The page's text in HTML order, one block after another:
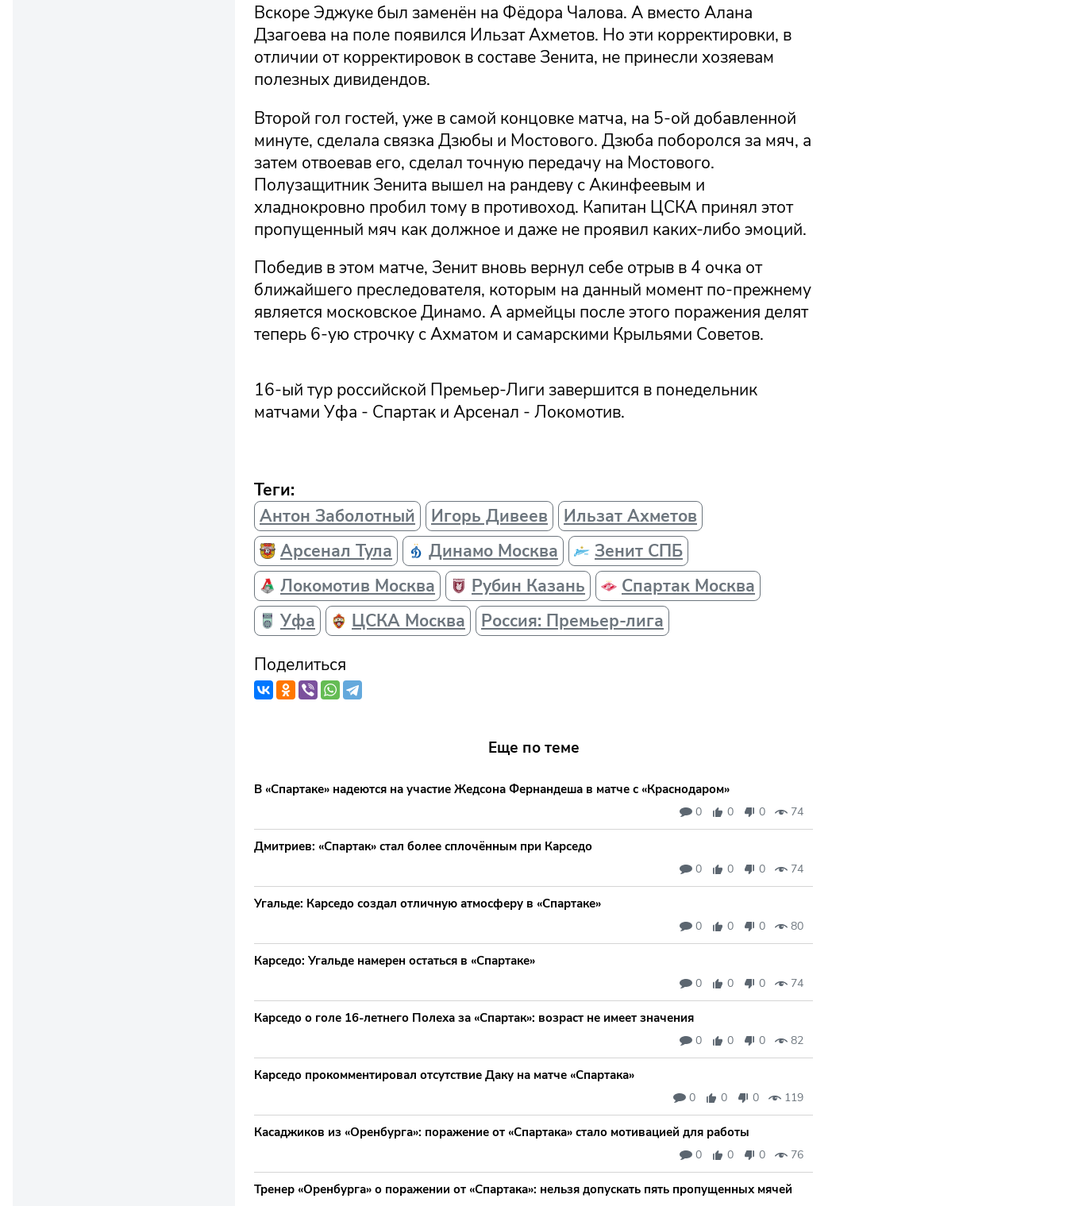
Вскоре Эджуке был заменён на Фёдора Чалова. А вместо Алана
Дзагоева на поле появился Ильзат Ахметов. Но эти корректировки, в
отличии от корректировок в составе Зенита, не принесли хозяевам
полезных дивидендов.
Второй гол гостей, уже в самой концовке матча, на 5-ой добавленной
минуте, сделала связка Дзюбы и Мостового. Дзюба поборолся за мяч, а
затем отвоевав его, сделал точную передачу на Мостового.
Полузащитник Зенита вышел на рандеву с Акинфеевым и
хладнокровно пробил тому в противоход. Капитан ЦСКА принял этот
пропущенный мяч как должное и даже не проявил каких-либо эмоций.
Победив в этом матче, Зенит вновь вернул себе отрыв в 4 очка от
ближайшего преследователя, которым на данный момент по-прежнему
является московское Динамо. А армейцы после этого поражения делят
теперь 6-ую строчку с Ахматом и самарскими Крыльями Советов.
16-ый тур российской Премьер-Лиги завершится в понедельник
матчами Уфа - Спартак и Арсенал - Локомотив.
Теги:
Антон Заболотный
Игорь Дивеев
Ильзат Ахметов
Арсенал Тула
Динамо Москва
Зенит СПБ
Локомотив Москва
Рубин Казань
Спартак Москва
Уфа
ЦСКА Москва
Россия: Премьер-лига
Поделиться
Еще по теме
В «Спартаке» надеются на участие Жедсона Фернандеша в матче с «Краснодаром»
0 0 0 74
Дмитриев: «Спартак» стал более сплочённым при Карседо
0 0 0 74
Угальде: Карседо создал отличную атмосферу в «Спартаке»
0 0 0 80
Карседо: Угальде намерен остаться в «Спартаке»
0 0 0 74
Карседо о голе 16-летнего Полеха за «Спартак»: возраст не имеет значения
0 0 0 82
Карседо прокомментировал отсутствие Даку на матче «Спартака»
0 0 0 119
Касаджиков из «Оренбурга»: поражение от «Спартака» стало мотивацией для работы
0 0 0 76
Тренер «Оренбурга» о поражении от «Спартака»: нельзя допускать пять пропущенных мячей